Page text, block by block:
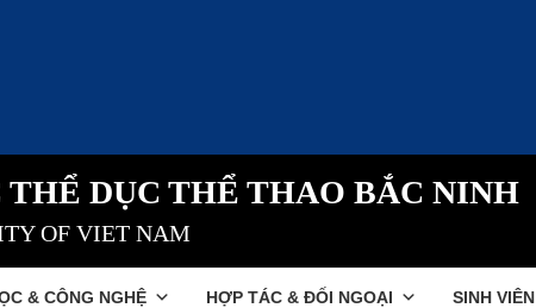
DỤC THỂ THAO BẮC NINH
OF VIET NAM
& CÔNG NGHỆ HỢP TÁC & ĐỐI NGOẠI SINH VIÊN